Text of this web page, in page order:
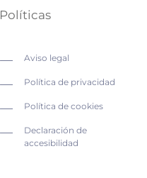
Políticas
Aviso legal
Política de privacidad
Política de cookies
Declaración de
accesibilidad